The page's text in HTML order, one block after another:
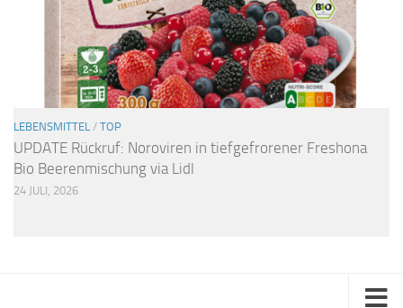
LEBENSMITTEL / TOP
UPDATE Rückruf: Noroviren in tiefgefrorener Freshona
Bio Beerenmischung via Lidl
24 JULI, 2026